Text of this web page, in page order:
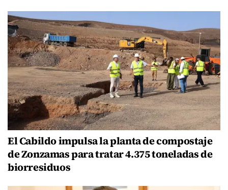
El Cabildo impulsa la planta de compostaje
de Zonzamas para tratar 4.375 toneladas de
biorresiduos